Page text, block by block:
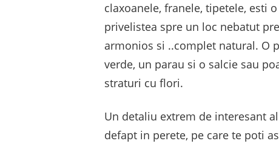
claxoanele, franele, tipetele, esti
privelistea spre un loc nebatut
armonios si ..complet natural. O
verde, un parau si o salcie sau
straturi cu flori.
Un detaliu extrem de interesant
defapt in perete, pe care te poti